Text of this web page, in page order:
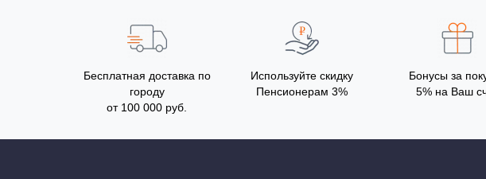
Бесплатная доставка по
городу
от 100 000 руб.
Используйте скидку
Пенсионерам 3%
Бонусы за
5% на Ваш